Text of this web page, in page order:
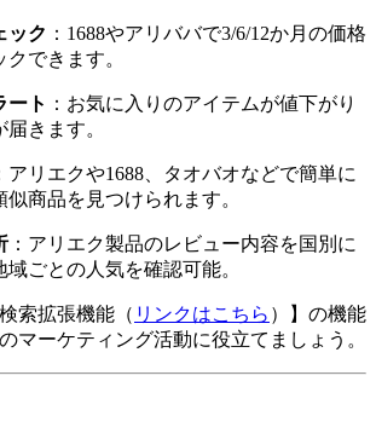
ック ：1688やアリババで3/6/12か月の価格
できます。
ート ：お気に入りのアイテムが値下がり
きます。
アリエクや1688、タオバオなどで簡単に
似商品を見つけられます。
：アリエク製品のレビュー内容を国別に
ごとの人気を確認可能。
索拡張機能（ リンクはこちら ）】の機能
マーケティング活動に役立てましょう。